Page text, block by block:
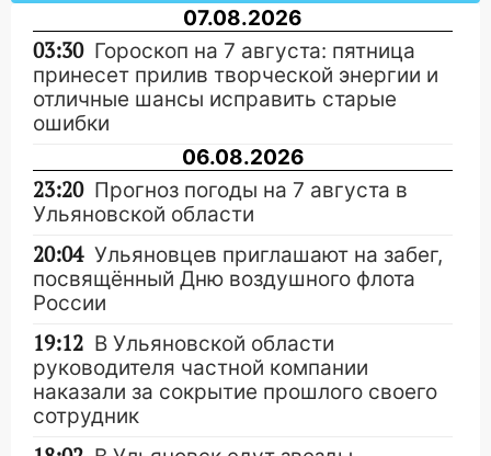
07.08.2026
03:30 Гороскоп на 7 августа: пятница
принесет прилив творческой энергии и
отличные шансы исправить старые
ошибки
06.08.2026
23:20 Прогноз погоды на 7 августа в
Ульяновской области
20:04 Ульяновцев приглашают на забег,
посвящённый Дню воздушного флота
России
19:12 В Ульяновской области
руководителя частной компании
наказали за сокрытие прошлого своего
сотрудник